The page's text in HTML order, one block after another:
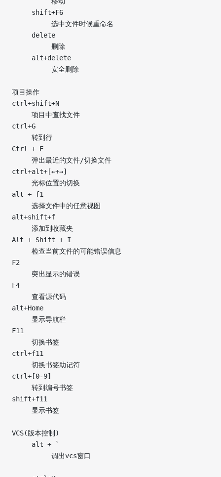
     shift+F6
          选中文件时候重命名
     delete
          删除
     alt+delete
          安全删除
项目操作
ctrl+shift+N
     项目中查找文件
ctrl+G
     转到行
Ctrl + E
     弹出最近的文件/切换文件
ctrl+alt+[←+→]
     光标位置的切换
alt + f1
     选择文件中的任意视图
alt+shift+f
     添加到收藏夹
Alt + Shift + I
     检查当前文件的可能错误信息
F2
     突出显示的错误
F4
     查看源代码
alt+Home
     显示导航栏
F11
     切换书签
ctrl+f11
     切换书签助记符
ctrl+[0-9]
     转到编号书签
shift+f11
     显示书签
VCS(版本控制)
     alt + `
          调出vcs窗口